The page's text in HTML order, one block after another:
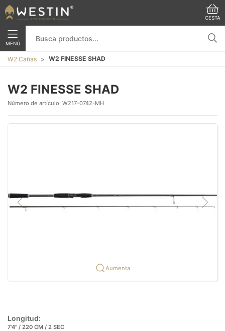
CESTA
MENÚ
W2 Cañas W2 FINESSE SHAD
W2 FINESSE SHAD
Número de artículo: W217-0742-MH
Aumenta
Longitud:
7'4" / 220 CM / 2 SEC